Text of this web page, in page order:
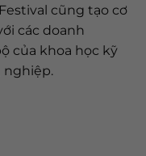
cũng tạo cơ
các doanh
của khoa học kỹ